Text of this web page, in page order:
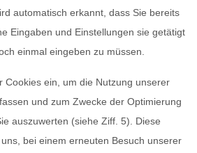
automatisch erkannt, dass Sie bereits
Eingaben und Einstellungen sie getätigt
einmal eingeben zu müssen.
Cookies ein, um die Nutzung unserer
und zum Zwecke der Optimierung
auszuwerten (siehe Ziff. 5). Diese
bei einem erneuten Besuch unserer